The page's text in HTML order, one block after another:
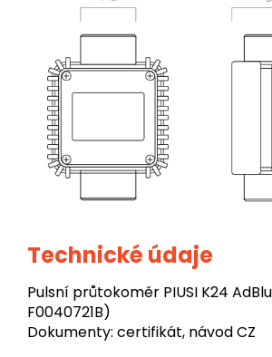
Technické údaje
Pulsní průtokoměr PIUSI K24
F0040721B)
Dokumenty: certifikát, návod CZ